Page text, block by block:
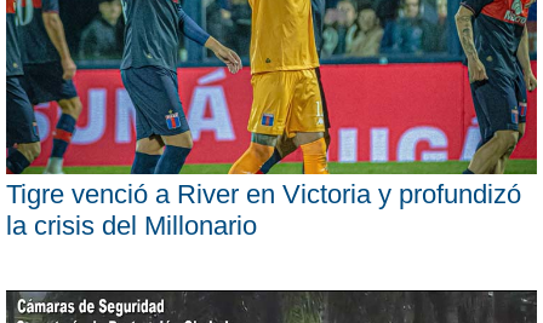
Tigre venció a River en Victoria y profundizó
la crisis del Millonario